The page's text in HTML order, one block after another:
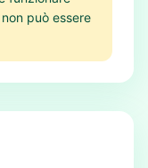
può essere